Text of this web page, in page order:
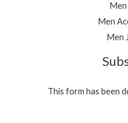
Men
Men
Men
This form has been